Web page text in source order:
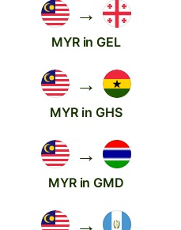
→
MYR in GEL
→
MYR in GHS
→
MYR in GMD
→